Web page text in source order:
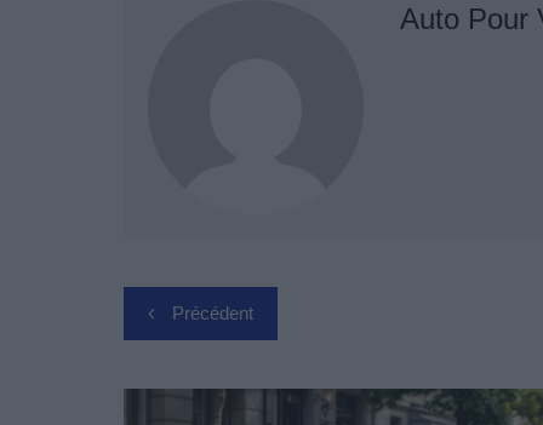
Auto Pour
Navigation
de
l’article
Précédent